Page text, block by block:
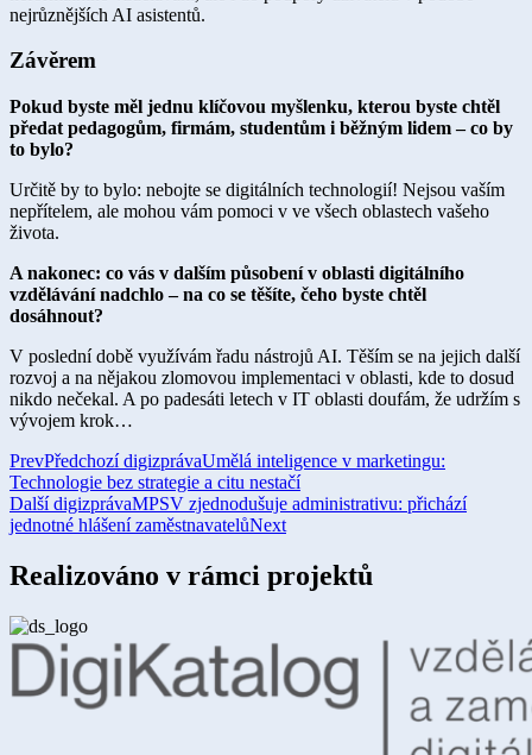
nejrůznějších AI asistentů.
Závěrem
Pokud byste měl jednu klíčovou myšlenku, kterou byste chtěl
předat pedagogům, firmám, studentům i běžným lidem – co by
to bylo?
Určitě by to bylo: nebojte se digitálních technologií! Nejsou vaším
nepřítelem, ale mohou vám pomoci v ve všech oblastech vašeho
života.
A nakonec: co vás v dalším působení v oblasti digitálního
vzdělávání nadchlo – na co se těšíte, čeho byste chtěl
dosáhnout?
V poslední době využívám řadu nástrojů AI. Těším se na jejich další
rozvoj a na nějakou zlomovou implementaci v oblasti, kde to dosud
nikdo nečekal. A po padesáti letech v IT oblasti doufám, že udržím s
vývojem krok…
PrevPředchozí digizprávaUmělá inteligence v marketingu:
Technologie bez strategie a citu nestačí
Další digizprávaMPSV zjednodušuje administrativu: přichází
jednotné hlášení zaměstnavatelůNext
Realizováno v rámci projektů